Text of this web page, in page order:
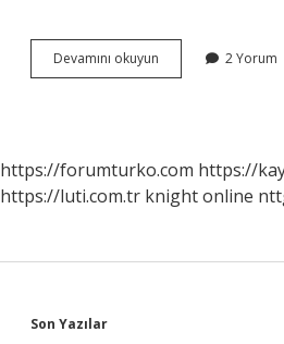
Devamını okuyun Bunama
Belirtileri
2 Yorum
https://forumturko.com https://
https://luti.com.tr knight online
Son Yazılar